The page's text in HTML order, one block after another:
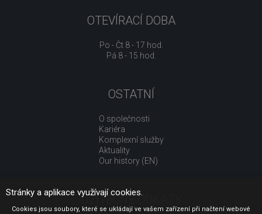
OTEVÍRACÍ DOBA
Po - Čt 8 - 17 hod.
Pá 8 - 15 hod.
OSTATNÍ
O společnosti
Kariéra
Komplexní služby
Aktuality
Our history (EN)
UŽITEČNÉ ODKAZY
Stránky a aplikace využívají cookies.
Cookies jsou soubory, které se ukládají ve vašem zařízení při načtení webové